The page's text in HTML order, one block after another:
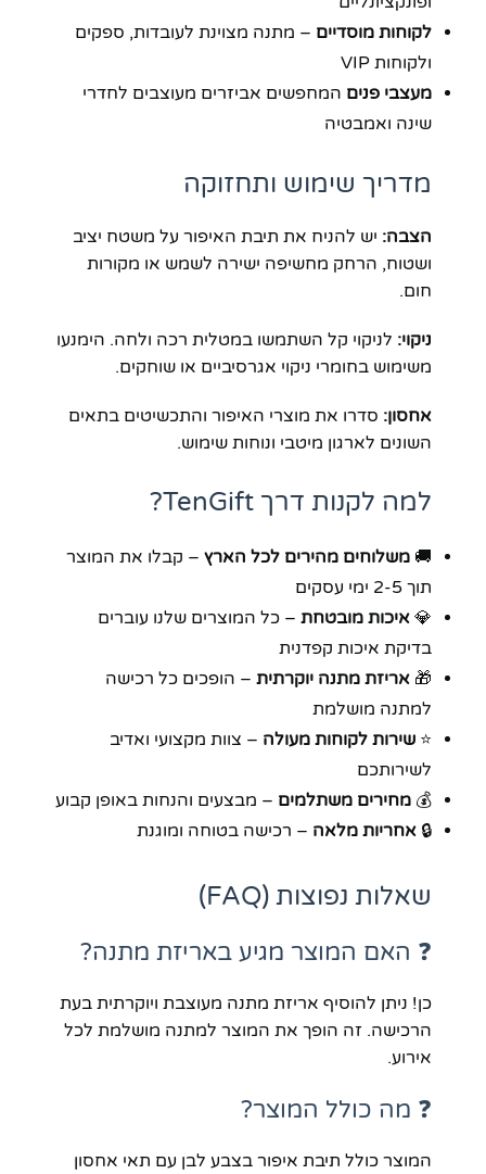
לקוחות מוסדיים – מתנה מצוינת לעובדות, ספקים
ולקוחות VIP
מעצבי פנים המחפשים אביזרים מעוצבים לחדרי
שינה ואמבטיה
מדריך שימוש ותחזוקה
הצבה: יש להניח את תיבת האיפור על משטח יציב
ושטוח, הרחק מחשיפה ישירה לשמש או מקורות
חום.
ניקוי: לניקוי קל השתמשו במטלית רכה ולחה. הימנעו
משימוש בחומרי ניקוי אגרסיביים או שוחקים.
אחסון: סדרו את מוצרי האיפור והתכשיטים בתאים
השונים לארגון מיטבי ונוחות שימוש.
למה לקנות דרך TenGift?
🚚 משלוחים מהירים לכל הארץ – קבלו את המוצר
תוך 2-5 ימי עסקים
💎 איכות מובטחת – כל המוצרים שלנו עוברים
בדיקת איכות קפדנית
🎁 אריזת מתנה יוקרתית – הופכים כל רכישה
למתנה מושלמת
⭐ שירות לקוחות מעולה – צוות מקצועי ואדיב
לשירותכם
💰 מחירים משתלמים – מבצעים והנחות באופן קבוע
🔒 אחריות מלאה – רכישה בטוחה ומוגנת
שאלות נפוצות (FAQ)
❓ האם המוצר מגיע באריזת מתנה?
כן! ניתן להוסיף אריזת מתנה מעוצבת ויוקרתית בעת
הרכישה. זה הופך את המוצר למתנה מושלמת לכל
אירוע.
❓ מה כולל המוצר?
המוצר כולל תיבת איפור בצבע לבן עם תאי אחסון